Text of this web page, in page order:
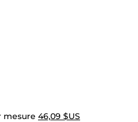
mesure 46,09 $US